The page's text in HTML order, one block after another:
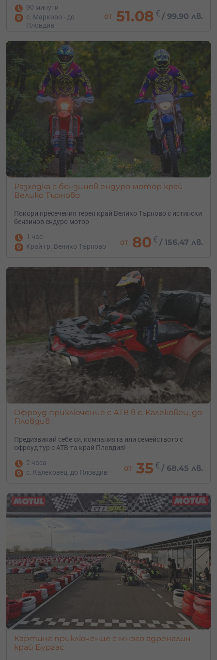
90 минути
с. Марково - до
Пловдив
от 51.08 € /99.90 лв.
Разходка с бензинов ендуро мотор край
Велико Търново
Покори пресечения терен край Велико Търново с истински
бензинов ендуро мотор
1 час
Kрай гр. Велико Търново
от 80 € /156.47 лв.
Офроуд приключение с АТВ в с. Калековец, до
Пловдив
Предизвикай себе си, компанията или семейството с
офроуд тур с АТВ-та край Пловдив!
2 часа
с. Калековец, до Пловдив
от 35 € /68.45 лв.
Картинг приключение с много адреналин
край Бургас